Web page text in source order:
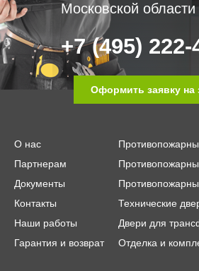
Московской области
+7 (495) 222-
Оформить заявку на
О нас
Партнерам
Документы
Контакты
Наши работы
Гарантия и возврат
Технические
Двери для
Отделка и